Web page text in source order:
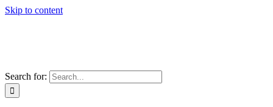
Skip to content
Search for: